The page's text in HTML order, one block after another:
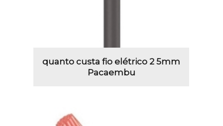
quanto custa fio elétrico 2 5mm
Pacaembu